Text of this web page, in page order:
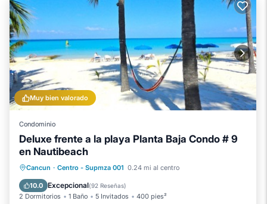
Muy bien valorado
Condominio
Deluxe frente a la playa Planta Baja Condo # 9
en Nautibeach
Cancun · Centro - Supmza 001 0.24 mi al centro
10.0 Excepcional(92 Reseñas)
2 Dormitorios 1 Baño 5 Invitados 400 pies²
Piscina
Vista al mar
Balcón/Terraza